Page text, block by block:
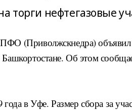
торги нефтегазовые
(Приволжскнедра)
Башкортостане. Об этом
в Уфе. Размер сбора за